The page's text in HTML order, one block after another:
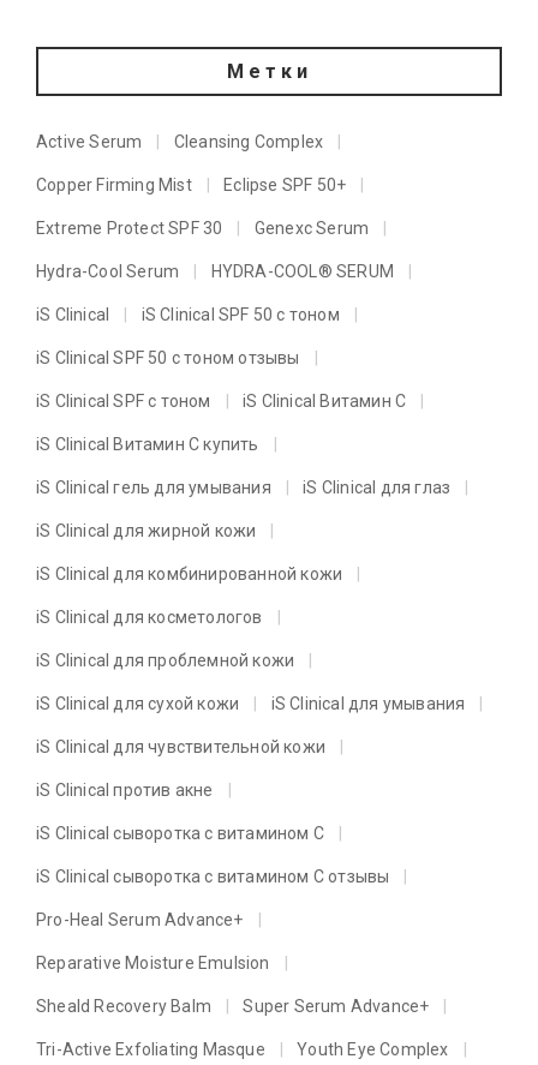
Метки
Active Serum Cleansing Complex
Copper Firming Mist Eclipse SPF 50+
Extreme Protect SPF 30 Genexc Serum
Hydra-Cool Serum HYDRA-COOL® SERUM
iS Clinical iS Clinical SPF 50 с тоном
iS Clinical SPF 50 с тоном отзывы
iS Clinical SPF с тоном iS Clinical Витамин C
iS Clinical Витамин C купить
iS Clinical гель для умывания iS Clinical для глаз
iS Clinical для жирной кожи
iS Clinical для комбинированной кожи
iS Clinical для косметологов
iS Clinical для проблемной кожи
iS Clinical для сухой кожи iS Clinical для умывания
iS Clinical для чувствительной кожи
iS Clinical против акне
iS Clinical сыворотка с витамином C
iS Clinical сыворотка с витамином C отзывы
Pro-Heal Serum Advance+
Reparative Moisture Emulsion
Sheald Recovery Balm Super Serum Advance+
Tri-Active Exfoliating Masque Youth Eye Complex